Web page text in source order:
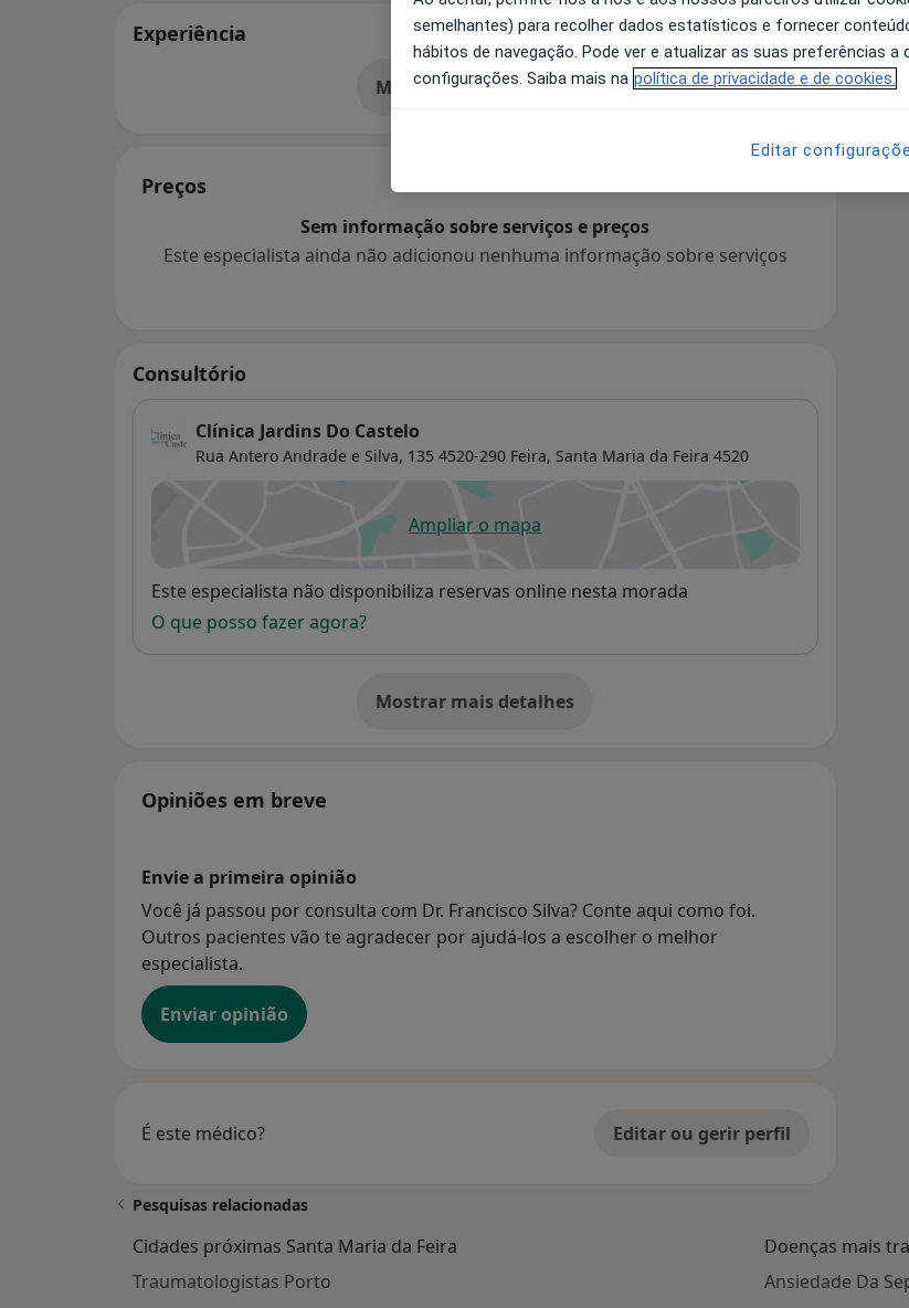
Experiência
Mostrar mais detalhes
Preços
Sem informação sobre serviços e preços
Este especialista ainda não adicionou nenhuma informação sobre serviços
Consultório
Clínica Jardins Do Castelo
Rua Antero Andrade e Silva, 135 4520-290 Feira, Santa Maria da Feira 4520
Ampliar o mapaabre num novo separador
Disponibilidade
Este especialista não disponibiliza reservas online nesta morada
O que posso fazer agora?
Mostrar mais detalhes
sobre o endereço
Opiniões em breve
Envie a primeira opinião
Você já passou por consulta com Dr. Francisco Silva? Conte aqui como foi.
Outros pacientes vão te agradecer por ajudá-los a escolher o melhor
especialista.
Enviar opinião
É este médico? Editar ou gerir perfil
Pesquisas relacionadas
Cidades próximas Santa Maria da Feira
Traumatologistas Porto
Doenças mais
Ansiedade Da
semelhantes) para recolher dados estatísticos e fornecer
hábitos de navegação. Pode ver e atualizar as suas preferências a
configurações. Saiba mais na política de privacidade e de cookies.
Editar